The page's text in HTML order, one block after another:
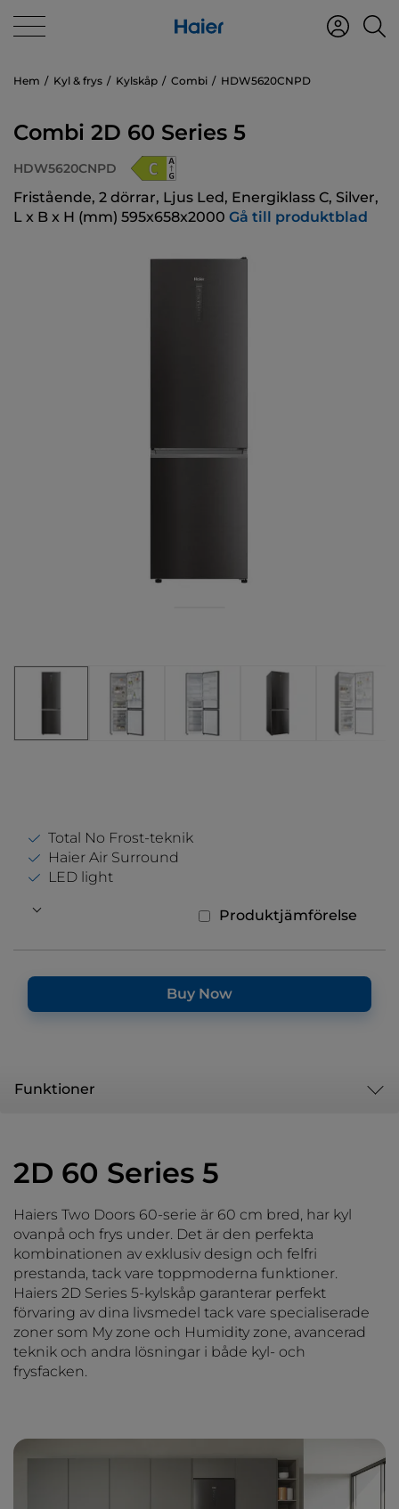
Hem Kyl & frys Kylskåp Combi HDW5620CNPD
Combi 2D 60 Series 5
HDW5620CNPD
Fristående, 2 dörrar, Ljus Led, Energiklass C, Silver,
L x B x H (mm) 595x658x2000 Gå till produktblad
Total No Frost-teknik
Haier Air Surround
LED light
Produktjämförelse
Buy Now
Funktioner
2D 60 Series 5
Haiers Two Doors 60-serie är 60 cm bred, har kyl
ovanpå och frys under. Det är den perfekta
kombinationen av exklusiv design och felfri
prestanda, tack vare toppmoderna funktioner.
Haiers 2D Series 5-kylskåp garanterar perfekt
förvaring av dina livsmedel tack vare specialiserade
zoner som My zone och Humidity zone, avancerad
teknik och andra lösningar i både kyl- och
frysfacken.